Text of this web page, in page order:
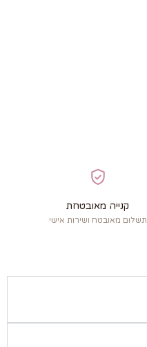
קנייה מאובטחת
תשלום מאובטח ושירות אישי